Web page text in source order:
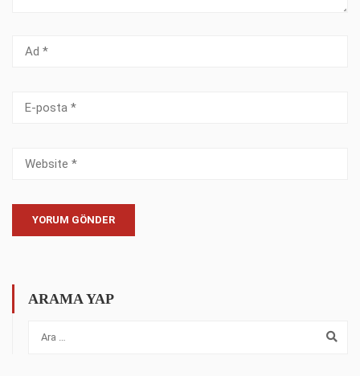
ARAMA YAP